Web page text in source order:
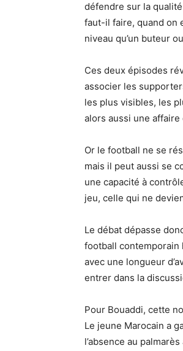
défendre sur la
faut-il faire, quand on
niveau qu’un buteur
Ces deux épisodes
associer les
les plus visibles, les
alors aussi une
Or le football ne se
mais il peut aussi se
une capacité à
jeu, celle qui ne
Le débat dépasse
football contemporain
avec une longueur
entrer dans la
Pour Bouaddi, cette
Le jeune Marocain a
l’absence au